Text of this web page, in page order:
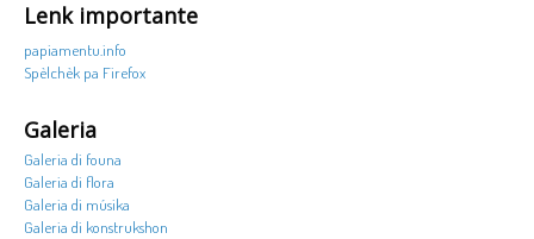
Lenk importante
papiamentu.info
Spèlchèk pa Firefox
Galeria
Galeria di founa
Galeria di flora
Galeria di músika
Galeria di konstrukshon